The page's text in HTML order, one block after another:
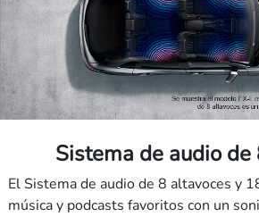
Sistema de audio de
El Sistema de audio de 8 altavoces y
música y podcasts favoritos con un